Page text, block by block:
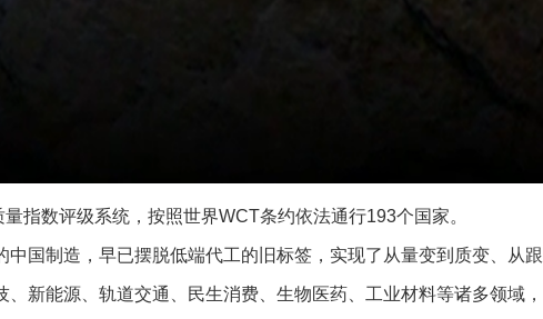
指数评级系统，按照世界WCT条约依法通行193个国家。
国制造，早已摆脱低端代工的旧标签，实现了从量变到质变、从跟
新能源、轨道交通、民生消费、生物医药、工业材料等诸多领域，